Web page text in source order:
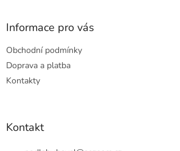
Informace pro vás
Obchodní podmínky
Doprava a platba
Kontakty
Kontakt